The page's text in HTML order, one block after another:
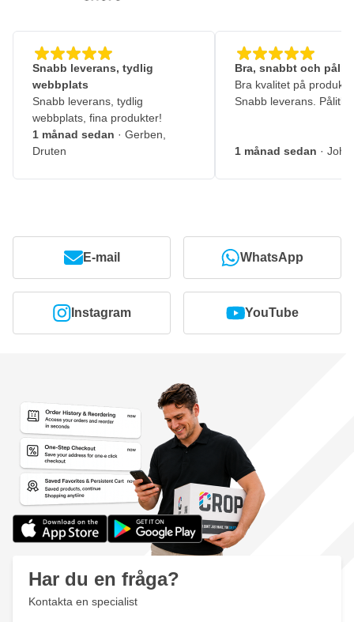
Snabb leverans, tydlig
webbplats
Snabb leverans, tydlig
webbplats, fina produkter!
1 månad sedan · Gerben,
Druten
Bra, snabbt och
Bra kvalitet på
Snabb leverans.
1 månad sedan ·
E-mail WhatsApp
Instagram YouTube
Har du en fråga?
Kontakta en specialist